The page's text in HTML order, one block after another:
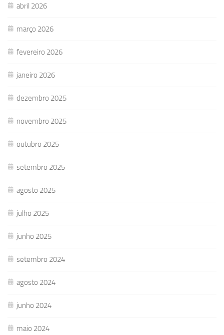
abril 2026
março 2026
fevereiro 2026
janeiro 2026
dezembro 2025
novembro 2025
outubro 2025
setembro 2025
agosto 2025
julho 2025
junho 2025
setembro 2024
agosto 2024
junho 2024
maio 2024